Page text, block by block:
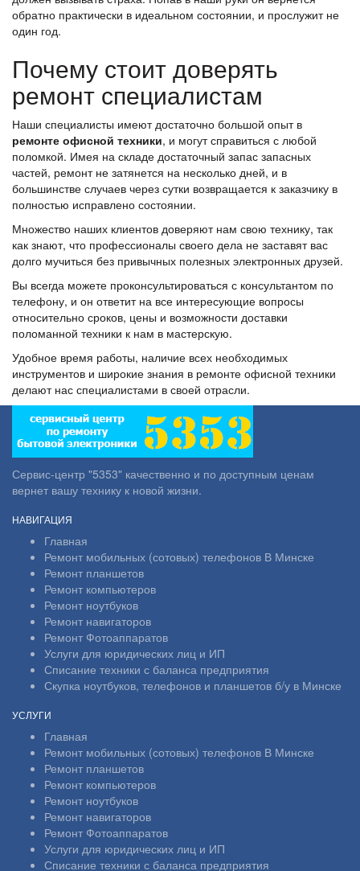
обратно практически в идеальном состоянии, и прослужит не
один год.
Почему стоит доверять
ремонт специалистам
Наши специалисты имеют достаточно большой опыт в
ремонте офисной техники, и могут справиться с любой
поломкой. Имея на складе достаточный запас запасных
частей, ремонт не затянется на несколько дней, и в
большинстве случаев через сутки возвращается к заказчику в
полностью исправлено состоянии.
Множество наших клиентов доверяют нам свою технику, так
как знают, что профессионалы своего дела не заставят вас
долго мучиться без привычных полезных электронных друзей.
Вы всегда можете проконсультироваться с консультантом по
телефону, и он ответит на все интересующие вопросы
относительно сроков, цены и возможности доставки
поломанной техники к нам в мастерскую.
Удобное время работы, наличие всех необходимых
инструментов и широкие знания в ремонте офисной техники
делают нас специалистами в своей отрасли.
Сервис-центр "5353" качественно и по доступным ценам
вернет вашу технику к новой жизни.
НАВИГАЦИЯ
Главная
Ремонт мобильных (сотовых) телефонов В Минске
Ремонт планшетов
Ремонт компьютеров
Ремонт ноутбуков
Ремонт навигаторов
Ремонт Фотоаппаратов
Услуги для юридических лиц и ИП
Списание техники с баланса предприятия
Скупка ноутбуков, телефонов и планшетов б/у в Минске
УСЛУГИ
Главная
Ремонт мобильных (сотовых) телефонов В Минске
Ремонт планшетов
Ремонт компьютеров
Ремонт ноутбуков
Ремонт навигаторов
Ремонт Фотоаппаратов
Услуги для юридических лиц и ИП
Списание техники с баланса предприятия